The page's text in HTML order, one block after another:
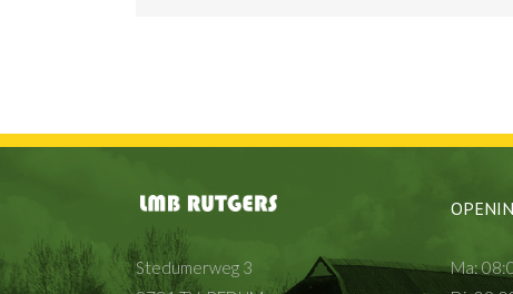
Stedumerweg 3
Ma: